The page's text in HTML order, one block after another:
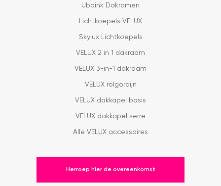
Ubbink Dakramen
Lichtkoepels VELUX
Skylux Lichtkoepels
VELUX 2 in 1 dakraam
VELUX 3-in-1 dakraam
VELUX rolgordijn
VELUX dakkapel basis
VELUX dakkapel serre
Alle VELUX accessoires
Herroep hier de overeenkomst